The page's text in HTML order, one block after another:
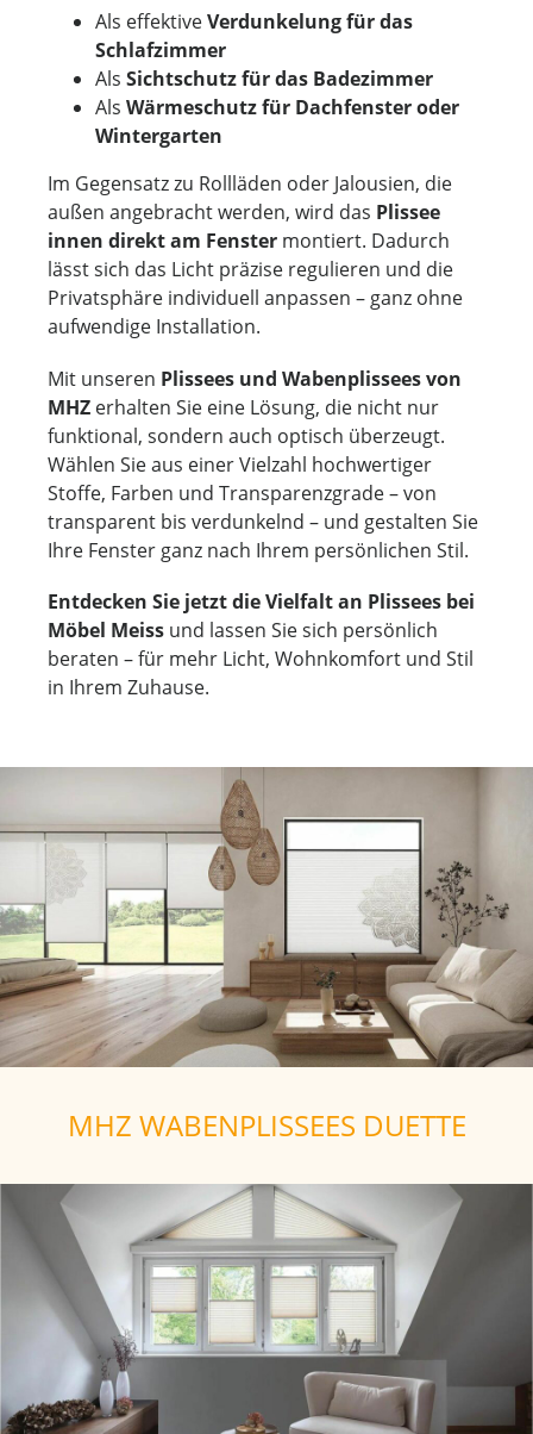
Als effektiveVerdunkelung für das
Schlafzimmer
Als Sichtschutz für das Badezimmer
Als Wärmeschutz für Dachfenster oder
Wintergarten
Im Gegensatz zu Rollläden oder Jalousien, die
außen angebracht werden, wird das Plissee
innen direkt am Fenster montiert. Dadurch
lässt sich das Licht präzise regulieren und die
Privatsphäre individuell anpassen – ganz ohne
aufwendige Installation.
Mit unseren Plissees und Wabenplissees von
MHZ erhalten Sie eine Lösung, die nicht nur
funktional, sondern auch optisch überzeugt.
Wählen Sie aus einer Vielzahl hochwertiger
Stoffe, Farben und Transparenzgrade – von
transparent bis verdunkelnd – und gestalten Sie
Ihre Fenster ganz nach Ihrem persönlichen Stil.
Entdecken Sie jetzt die Vielfalt an Plissees bei
Möbel Meiss und lassen Sie sich persönlich
beraten – für mehr Licht, Wohnkomfort und Stil
in Ihrem Zuhause.
MHZ WABENPLISSEES DUETTE